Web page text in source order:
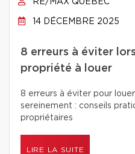
RE/MAX QUÉBEC
14 DÉCEMBRE 2025
8 erreurs à éviter
propriété à louer
8 erreurs à éviter pour
sereinement : conseils
propriétaires
LIRE LA SUITE